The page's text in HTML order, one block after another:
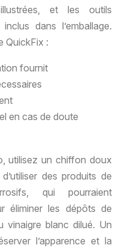
et les outils
dans l’emballage.
QuickFix :
fournit
en cas de doute
utilisez un chiffon doux
des produits de
qui pourraient
éliminer les dépôts de
vinaigre blanc dilué. Un
l’apparence et la